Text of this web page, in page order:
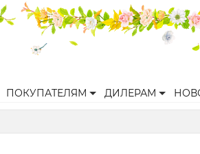
ПОКУПАТЕЛЯМ ДИЛЕРАМ